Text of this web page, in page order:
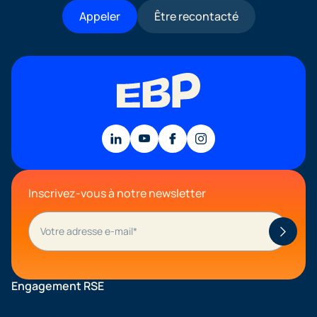
Appeler Être recontacté
Inscrivez-vous à notre newsletter
Engagement RSE